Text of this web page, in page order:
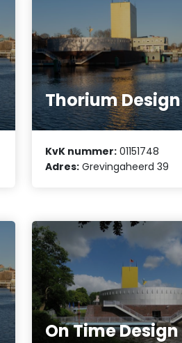
Thorium Design
KvK nummer: 01151748
Adres: Grevingaheerd 39
On Time Design